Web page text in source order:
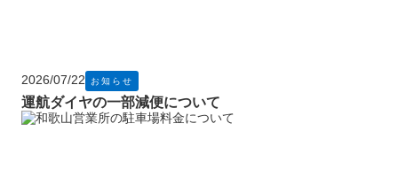
2026/07/22 お知らせ
運航ダイヤの一部減便について